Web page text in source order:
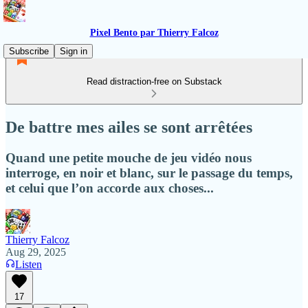
Pixel Bento par Thierry Falcoz
Subscribe
Sign in
Read distraction-free on Substack
De battre mes ailes se sont arrêtées
Quand une petite mouche de jeu vidéo nous
interroge, en noir et blanc, sur le passage du temps,
et celui que l’on accorde aux choses...
Thierry Falcoz
Aug 29, 2025
Listen
17